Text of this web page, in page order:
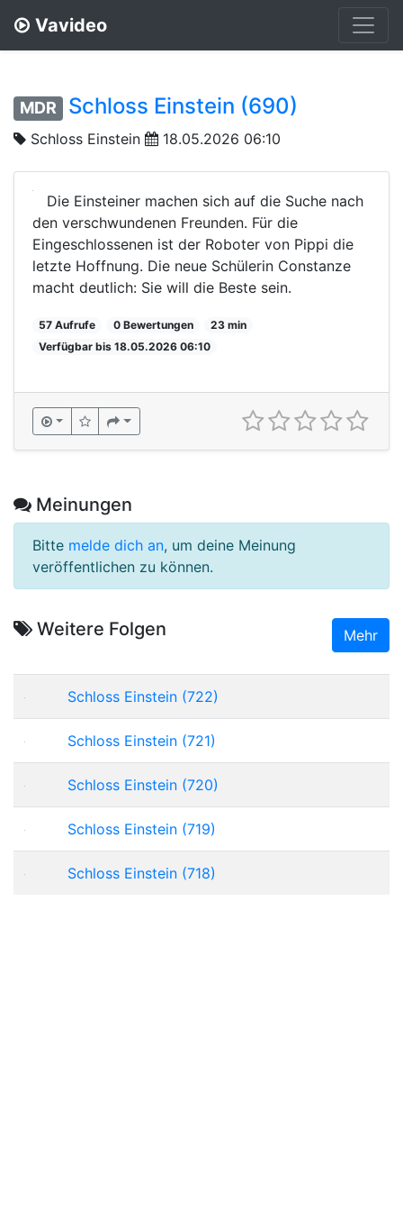
Vavideo
MDR Schloss Einstein (690)
Schloss Einstein 18.05.2026 06:10
Die Einsteiner machen sich auf die Suche nach
den verschwundenen Freunden. Für die
Eingeschlossenen ist der Roboter von Pippi die
letzte Hoffnung. Die neue Schülerin Constanze
macht deutlich: Sie will die Beste sein.
57 Aufrufe 0 Bewertungen
23 min
Verfügbar bis 18.05.2026 06:10
Meinungen
Bitte melde dich an, um deine Meinung
veröffentlichen zu können.
Weitere Folgen Mehr
Schloss Einstein (722)
Schloss Einstein (721)
Schloss Einstein (720)
Schloss Einstein (719)
Schloss Einstein (718)